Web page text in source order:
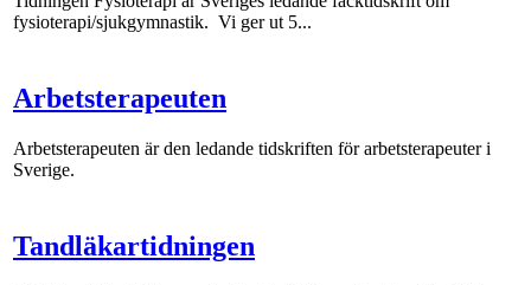
fysioterapi/sjukgymnastik. Vi ger ut 5...
Arbetsterapeuten
Arbetsterapeuten är den ledande tidskriften för arbetsterapeuter i
Sverige.
Tandläkartidningen